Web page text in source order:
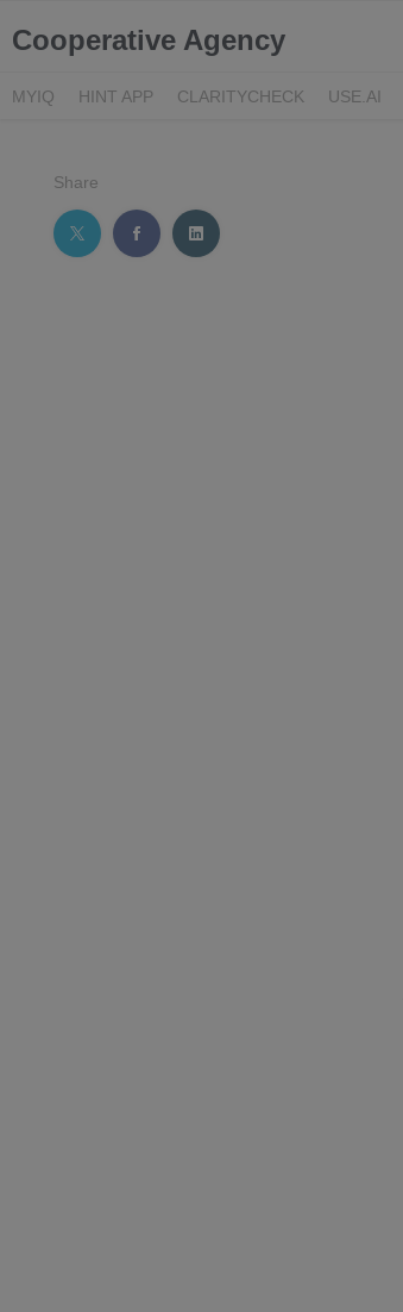
Cooperative Agency
MYIQ HINT APP CLARITYCHECK USE.AI
Share